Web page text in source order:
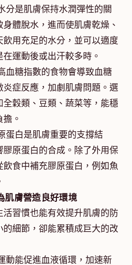
分是肌膚保持水潤彈性的關
體脫水，進而使肌膚乾燥、
用充足的水分，並可以適度
運動後或出汗較多時。
血糖指數的食物會導致血糖
症反應，加劇肌膚問題。選
穀類、豆類、蔬菜等，能穩
。
蛋白是肌膚重要的支撐結
原蛋白的合成。除了外用保
食中補充膠原蛋白，例如魚
肌膚營造良好環境
活習慣也能有效提升肌膚的防
細節，卻能累積成巨大的改
動能促進血液循環，加速新